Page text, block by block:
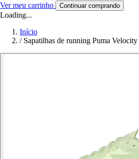
Ver meu carrinho Continuar comprando
Loading...
Início
/ Sapatilhas de running Puma